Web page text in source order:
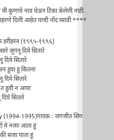
कुणाचे नाव घेऊन टिका केलेली नाही.
दिली आहेत याची नोंद घ्यावी ****
हरीहरन (१९९५-१९९६)
जुगनू दिये सितारे
दिये सितारे
हुवा हूं कितना
सितारे
हुवी न आया
सितारे
(1994-1995)गायक : जगजीत सिंग
मे नजर आता हूं
सजा पाता हूं